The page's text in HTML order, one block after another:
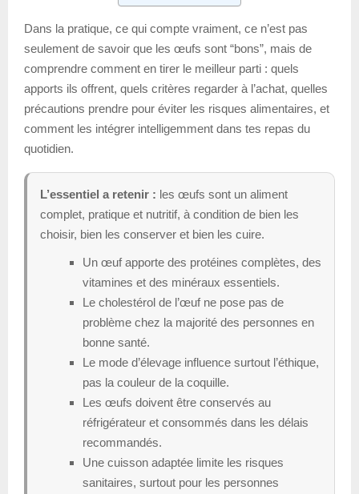
Dans la pratique, ce qui compte vraiment, ce n’est pas
seulement de savoir que les œufs sont “bons”, mais de
comprendre comment en tirer le meilleur parti : quels
apports ils offrent, quels critères regarder à l’achat, quelles
précautions prendre pour éviter les risques alimentaires, et
comment les intégrer intelligemment dans tes repas du
quotidien.
L’essentiel a retenir : les œufs sont un aliment
complet, pratique et nutritif, à condition de bien les
choisir, bien les conserver et bien les cuire.
Un œuf apporte des protéines complètes, des
vitamines et des minéraux essentiels.
Le cholestérol de l’œuf ne pose pas de
problème chez la majorité des personnes en
bonne santé.
Le mode d’élevage influence surtout l’éthique,
pas la couleur de la coquille.
Les œufs doivent être conservés au
réfrigérateur et consommés dans les délais
recommandés.
Une cuisson adaptée limite les risques
sanitaires, surtout pour les personnes